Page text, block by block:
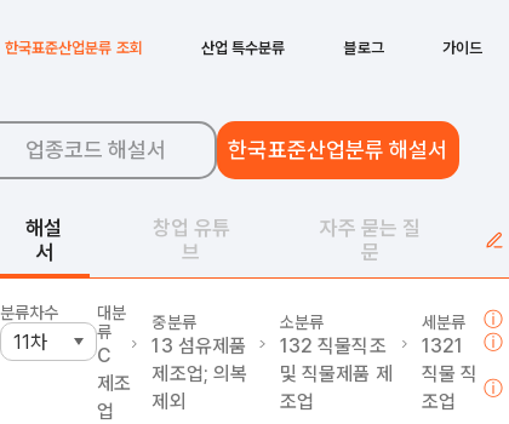
한국표준산업분류 조회 산업 특수분류 블로그 가이드
업종코드 해설서 한국표준산업분류 해설서
해설
서
창업 유튜
브
자주 묻는 질
문
분류차수
대분
류
C
제조
업
중분류
13 섬유제품
제조업; 의복
제외
소분류
132 직물직조
및 직물제품 제
조업
세분류
1321
직물 직
조업